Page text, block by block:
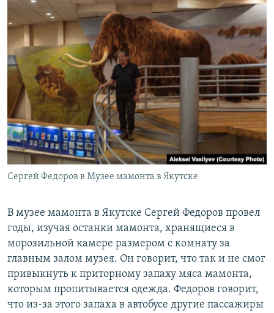
Сергей Федоров в Музее мамонта в Якутске
В музее мамонта в Якутске Сергей Федоров провел
годы, изучая останки мамонта, хранящиеся в
морозильной камере размером с комнату за
главным залом музея. Он говорит, что так и не смог
привыкнуть к приторному запаху мяса мамонта,
которым пропитывается одежда. Федоров говорит,
что из-за этого запаха в автобусе другие пассажиры